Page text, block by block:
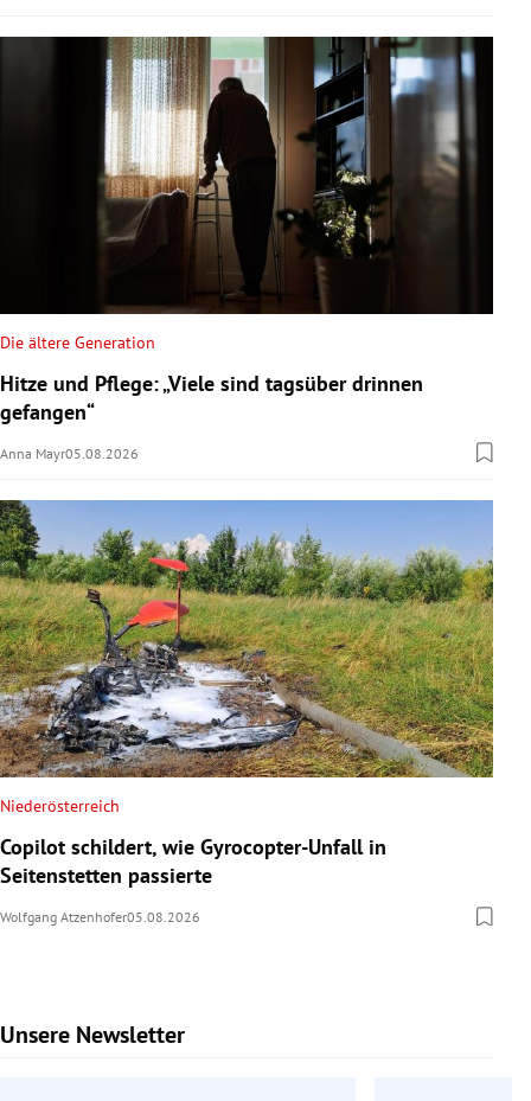
Die ältere Generation
Hitze und Pflege: „Viele sind tagsüber drinnen
gefangen“
Anna Mayr05.08.2026
Niederösterreich
Copilot schildert, wie Gyrocopter-Unfall in
Seitenstetten passierte
Wolfgang Atzenhofer05.08.2026
Unsere Newsletter
Slide 1 von 9